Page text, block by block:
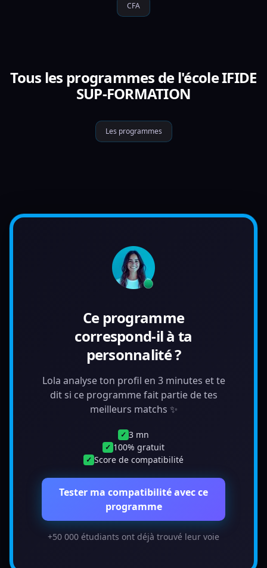
CFA
Tous les programmes de l'école IFIDE
SUP-FORMATION
Les programmes
Ce programme
correspond-il à ta
personnalité ?
Lola analyse ton profil en 3 minutes et te
dit si ce programme fait partie de tes
meilleurs matchs ✨
✓ 3 mn
✓ 100% gratuit
✓ Score de compatibilité
Tester ma compatibilité avec ce
programme
+50 000 étudiants ont déjà trouvé leur voie